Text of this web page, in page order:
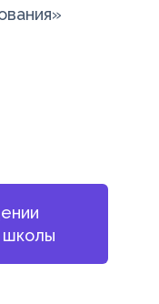
школы